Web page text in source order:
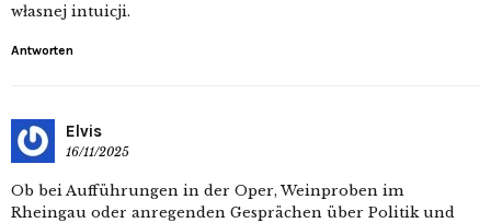
własnej intuicji.
Antworten
Elvis
16/11/2025
Ob bei Aufführungen in der Oper, Weinproben im
Rheingau oder anregenden Gesprächen über Politik und